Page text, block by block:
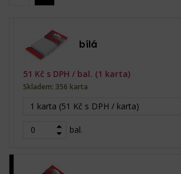
bílá
1 karta (51 Kč s DPH / karta)
bal.
51 Kč s DPH / bal. (1 karta)
Skladem: 356 karta